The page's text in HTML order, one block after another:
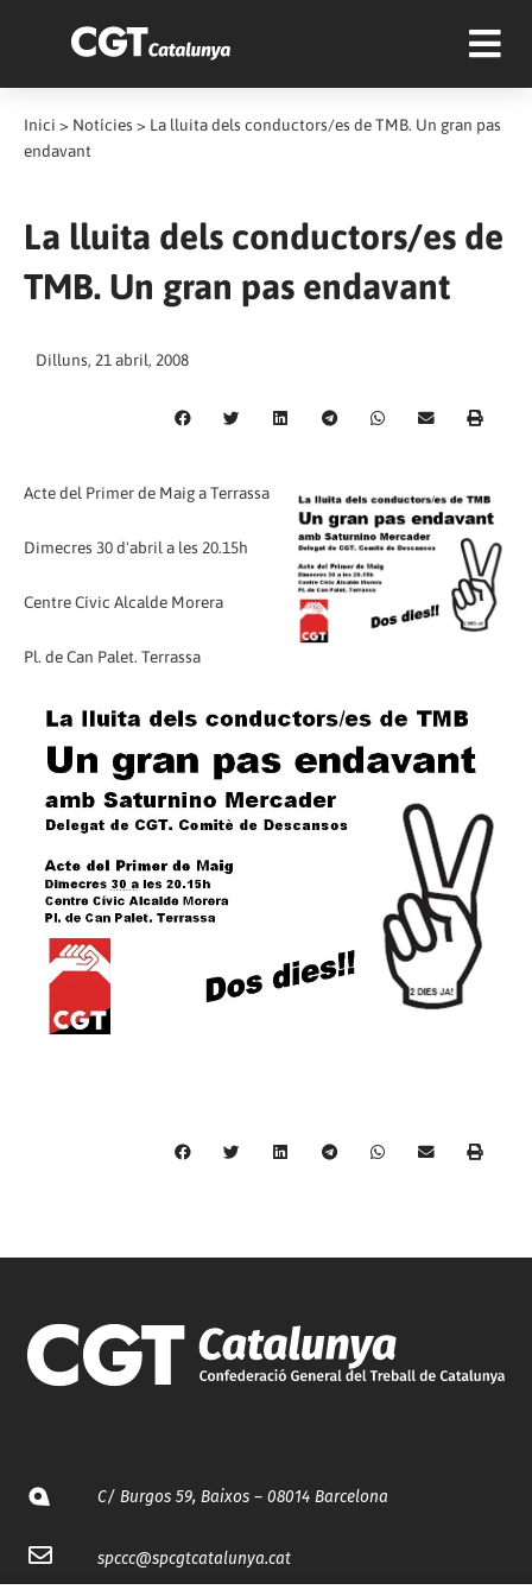
Inici > Notícies > La lluita dels conductors/es de TMB. Un gran pas
endavant
La lluita dels conductors/es de
TMB. Un gran pas endavant
Dilluns, 21 abril, 2008
Acte del Primer de Maig a Terrassa
Dimecres 30 d'abril a les 20.15h
Centre Cívic Alcalde Morera
Pl. de Can Palet. Terrassa
C/ Burgos 59, Baixos – 08014 Barcelona
spccc@spcgtcatalunya.cat